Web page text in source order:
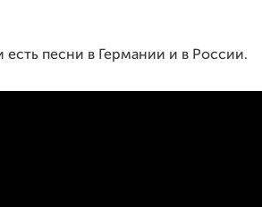
есть песни в Германии и в России.